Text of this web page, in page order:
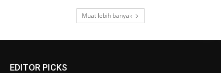
Muat lebih banyak
EDITOR PICKS